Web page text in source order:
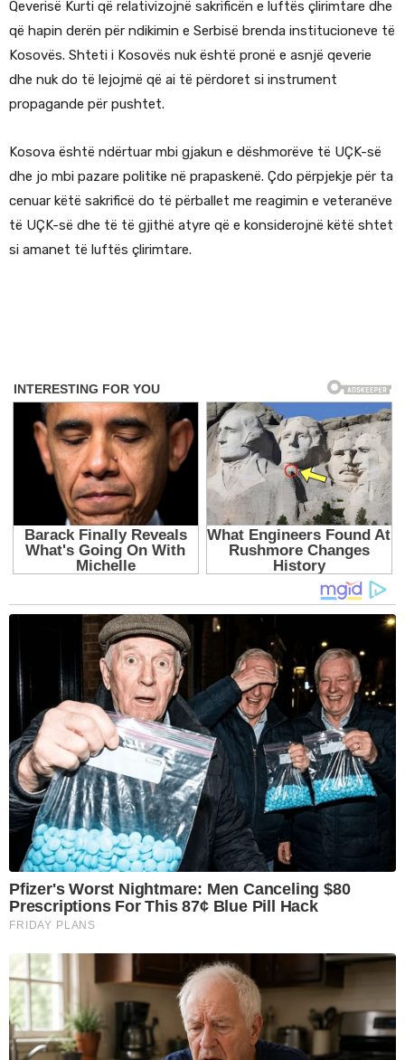
Qeverisë Kurti që relativizojnë sakrificën e luftës çlirimtare dhe
që hapin derën për ndikimin e Serbisë brenda institucioneve të
Kosovës. Shteti i Kosovës nuk është pronë e asnjë qeverie
dhe nuk do të lejojmë që ai të përdoret si instrument
propagande për pushtet.
Kosova është ndërtuar mbi gjakun e dëshmorëve të UÇK-së
dhe jo mbi pazare politike në prapaskenë. Çdo përpjekje për ta
cenuar këtë sakrificë do të përballet me reagimin e veteranëve
të UÇK-së dhe të të gjithë atyre që e konsiderojnë këtë shtet
si amanet të luftës çlirimtare.